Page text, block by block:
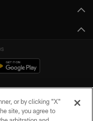
or by clicking "X"
site, you agree to